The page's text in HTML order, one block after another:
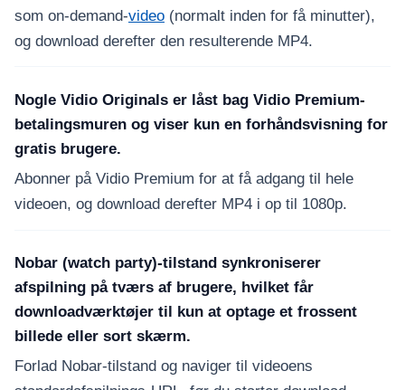
som on-demand-video (normalt inden for få minutter),
og download derefter den resulterende MP4.
Nogle Vidio Originals er låst bag Vidio Premium-
betalingsmuren og viser kun en forhåndsvisning for
gratis brugere.
Abonner på Vidio Premium for at få adgang til hele
videoen, og download derefter MP4 i op til 1080p.
Nobar (watch party)-tilstand synkroniserer
afspilning på tværs af brugere, hvilket får
downloadværktøjer til kun at optage et frossent
billede eller sort skærm.
Forlad Nobar-tilstand og naviger til videoens